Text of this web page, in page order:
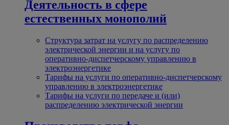
Деятельность в сфере
естественных монополий
Структура затрат на услугу по распределению
электрической энергии и на услугу по
оперативно-диспетчерскому управлению в
электроэнергетике
Тарифы на услуги по оперативно-диспетчерскому
управлению в электроэнергетике
Тарифы на услуги по передаче и (или)
распределению электрической энергии